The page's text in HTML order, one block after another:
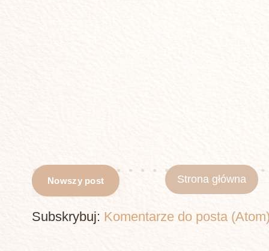
Nowszy post Strona główna
Subskrybuj: Komentarze do posta